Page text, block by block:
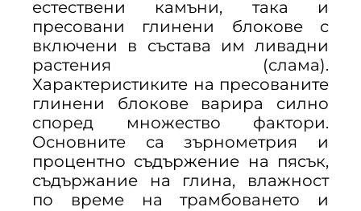
естествени камъни, така и
пресовани глинени блокове с
включени в състава им ливадни
растения (слама).
Характеристиките на пресованите
глинени блокове варира силно
според множество фактори.
Основните са зърнометрия и
процентно съдържение на пясък,
съдържание на глина, влажност
по време на трамбоването и